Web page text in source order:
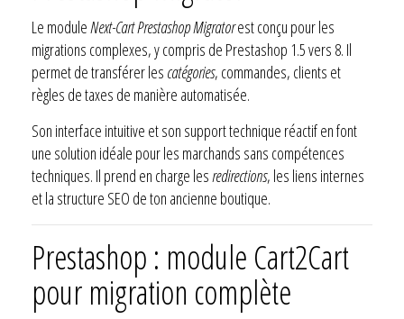
Le moduleNext-Cart Prestashop Migratorest conçu pour les
migrations complexes, y compris de Prestashop 1.5 vers 8. Il
permet de transférer les catégories, commandes, clients et
règles de taxes de manière automatisée.
Son interface intuitive et son support technique réactif en font
une solution idéale pour les marchands sans compétences
techniques. Il prend en charge les redirections, les liens internes
et la structure SEO de ton ancienne boutique.
Prestashop : module Cart2Cart
pour migration complète